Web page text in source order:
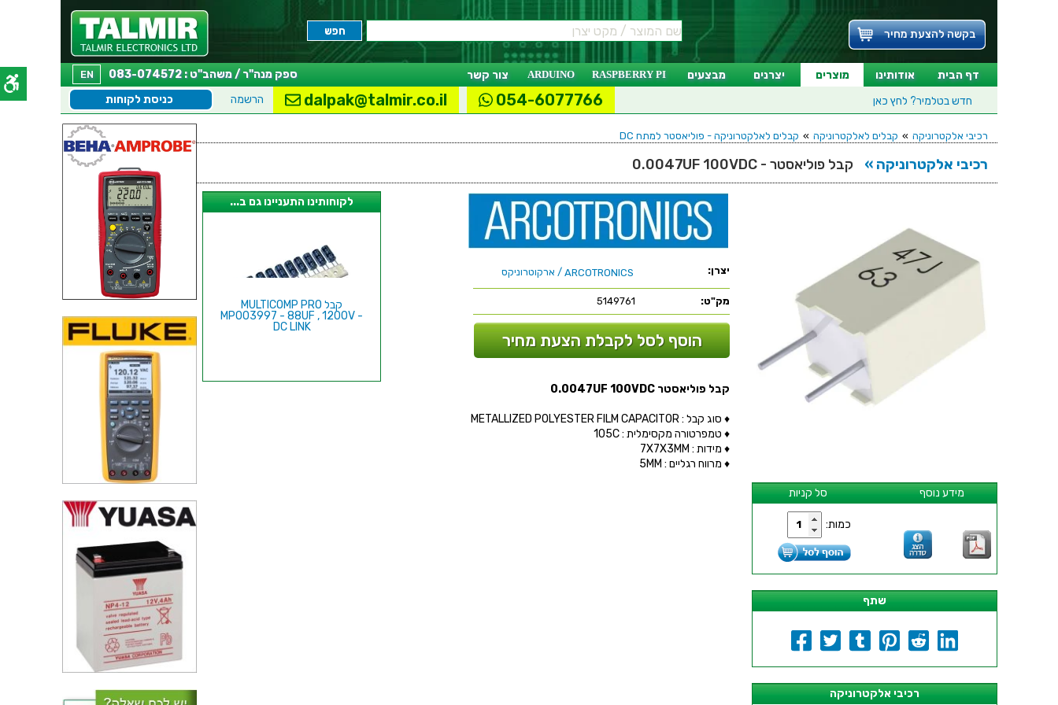
בקשה להצעת מחיר
דף הבית אודותינו מוצרים יצרנים מבצעים RASPBERRY PI
ARDUINO צור קשר EN
ספק מנה"ר / משהב"ט : 083-074572
חדש בטלמיר? לחץ כאן כניסת לקוחות הרשמה dalpak@talmir.co.il 054-6077766
רכיבי אלקטרוניקה » קבלים לאלקטרוניקה » קבלים לאלקטרוניקה - פוליאסטר למתח DC
רכיבי אלקטרוניקה » קבל פוליאסטר - 0.0047UF 100VDC
סל קניות מידע נוסף
כמות:
שתף
רכיבי אלקטרוניקה
יצרן: ARCOTRONICS / ארקוטרוניקס
מק"ט: 5149761
הוסף לסל לקבלת הצעת מחיר
לקוחותינו התעניינו גם ב...
DC LINK
קבל פוליאסטר 0.0047UF 100VDC
♦ סוג קבל : METALLIZED POLYESTER FILM CAPACITOR
♦ טמפרטורה מקסימלית : 105C
♦ מידות : 7X7X3MM
♦ מרווח רגליים : 5MM